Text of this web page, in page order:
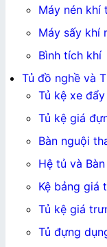
Máy nén khí
Máy sấy khí
Bình tích khí
Tủ đồ nghề và
Tủ kệ xe
Tủ kệ giá
Bàn nguội
Hệ tủ và
Kệ bảng giá
Tủ kệ giá
Tủ đựng